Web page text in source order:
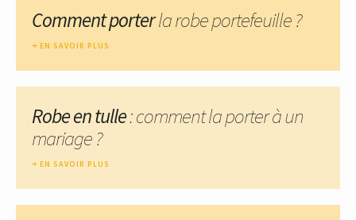
Comment porterla robe portefeuille ?
EN SAVOIR PLUS
Robe en tulle: comment la porter à un
mariage ?
EN SAVOIR PLUS